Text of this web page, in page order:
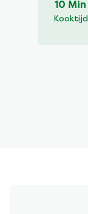
10 Min
Kooktijd